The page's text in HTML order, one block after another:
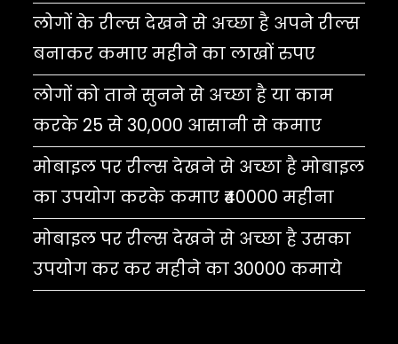
लोगों के रील्स देखने से अच्छा है अपने रील्स
बनाकर कमाए महीने का लाखों रुपए
लोगों को ताने सुनने से अच्छा है या काम
करके 25 से 30,000 आसानी से कमाए
मोबाइल पर रील्स देखने से अच्छा है मोबाइल
का उपयोग करके कमाए ₹40000 महीना
मोबाइल पर रील्स देखने से अच्छा है उसका
उपयोग कर कर महीने का 30000 कमाये